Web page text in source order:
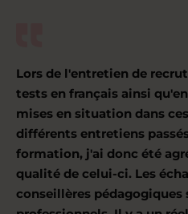
Lors de l'entretien de
tests en français ainsi
mises en situation dans
différents entretiens
formation, j'ai donc été
qualité de celui-ci. Les
conseillères